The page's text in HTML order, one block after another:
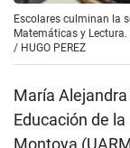
Escolares culminan la
Matemáticas y
/ HUGO PEREZ
María
Educación de
Montoya